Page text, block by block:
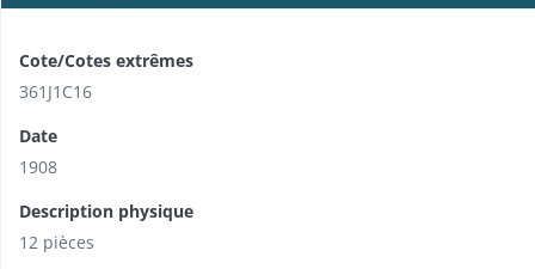
Cote/Cotes extrêmes
361J1C16
Date
1908
Description physique
12 pièces